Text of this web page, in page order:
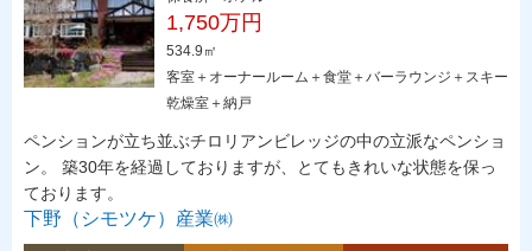
1,750万円
534.9㎡
客室＋オーナールーム＋食堂＋バーラウンジ＋スキー
乾燥室＋納戸
ペンションが立ち並ぶチロリアンビレッジの中の立派なペンショ
ン。 築30年を経過しておりますが、とてもきれいな状態を保っ
ております。
下野（シモツケ）産業㈱